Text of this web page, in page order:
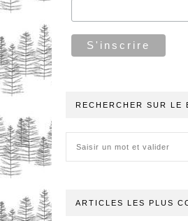
RECHERCHER SUR LE
ARTICLES LES PLUS